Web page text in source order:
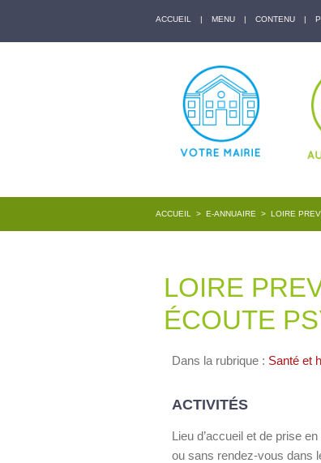
ACCUEIL | MENU | CONTENU |
ACCUEIL > E-ANNUAIRE > LOIRE
LOIRE
ÉCOUTE
Dans la rubrique : Santé et
ACTIVITÉS
Lieu d’accueil et de prise
ou sans rendez-vous dans